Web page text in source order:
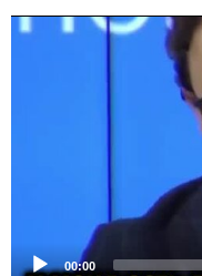
V
e
00:00